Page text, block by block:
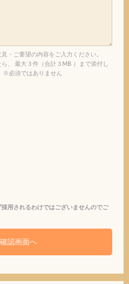
・ご要望の内容をご入力ください。
、 最大３件（合計３MB ）まで添付し
※必須ではありません
用されるわけではございませんのでご